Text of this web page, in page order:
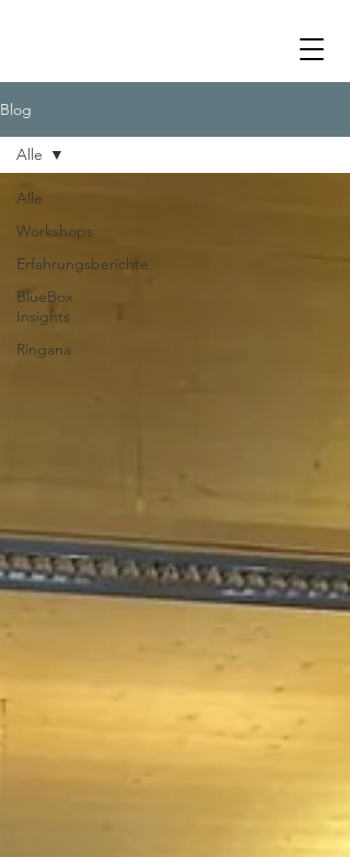
Blog
Alle
Workshops
Erfahrungsberichte
BlueBox
Insights
Ringana
Alle